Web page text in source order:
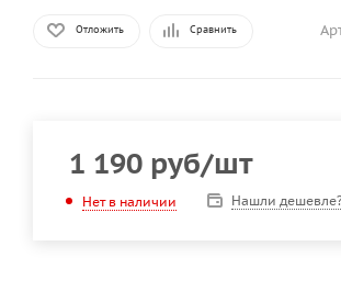
Отложить Сравнить
1 190 руб/шт
Нет в наличии Нашли